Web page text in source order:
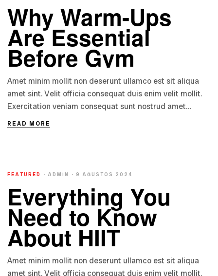
Why Warm-Ups
Are Essential
Before Gym
Amet minim mollit non deserunt ullamco est sit aliqua
amet sint. Velit officia consequat duis enim velit mollit.
Exercitation veniam consequat sunt nostrud amet…
READ MORE
FEATURED ADMIN 9 AĞUSTOS 2024
Everything You
Need to Know
About HIIT
Amet minim mollit non deserunt ullamco est sit aliqua
amet sint. Velit officia consequat duis enim velit mollit.